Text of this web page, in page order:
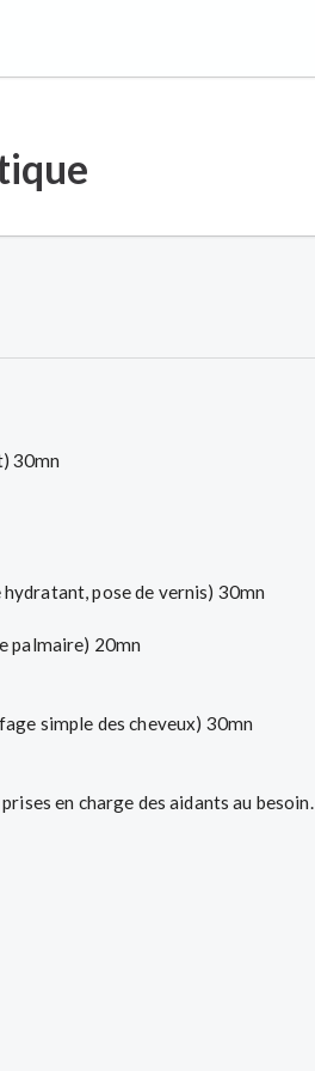
30mn
pose de vernis) 30mn
palmaire) 20mn
simple des cheveux) 30mn
en charge des aidants au besoin.